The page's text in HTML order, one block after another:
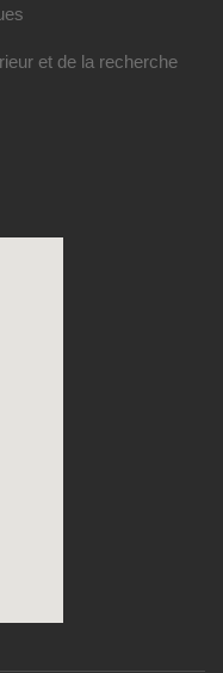
et de la recherche